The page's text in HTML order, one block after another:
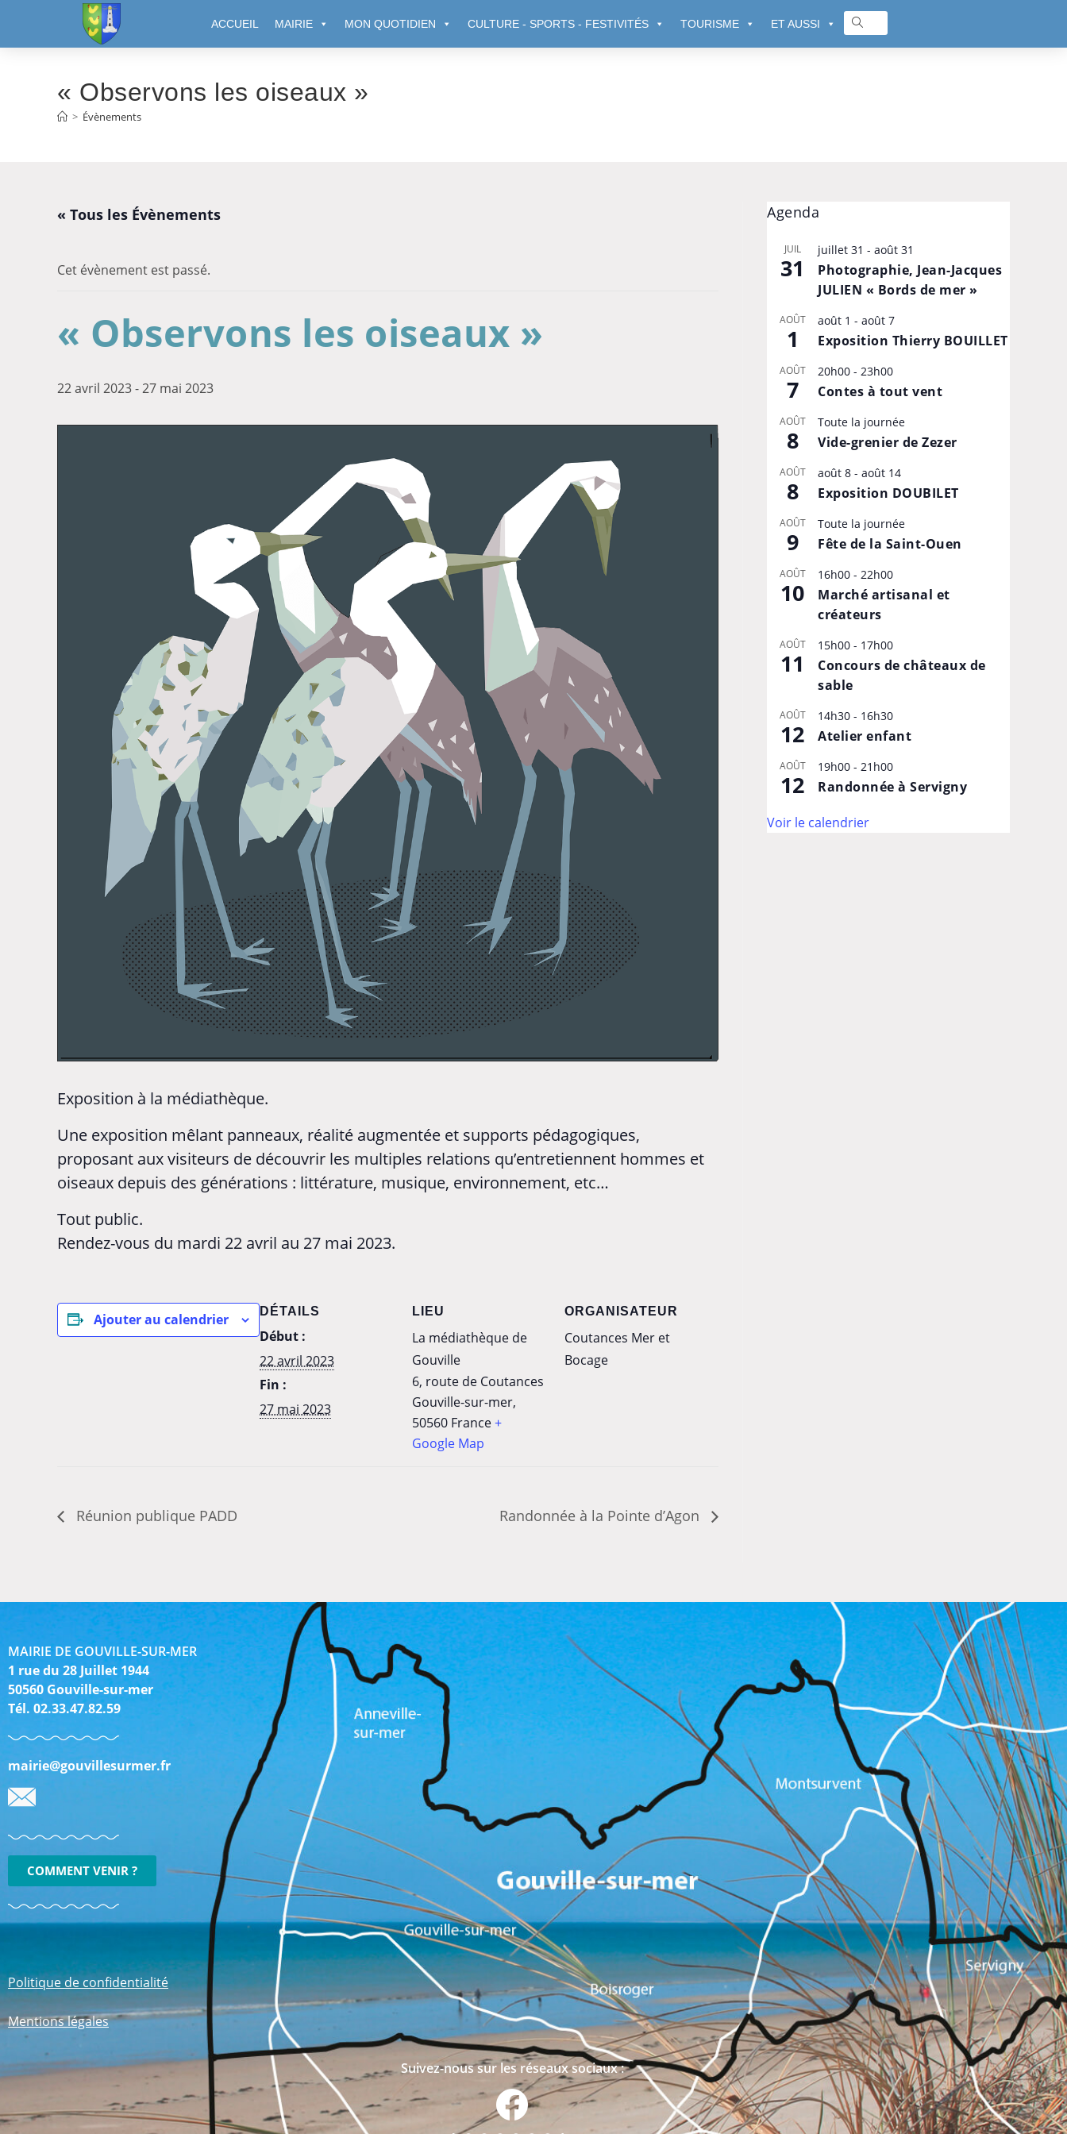
ACCUEIL MAIRIE MON QUOTIDIEN CULTURE - SPORTS - FESTIVITÉS TOURISME ET AUSSI
« Observons les oiseaux »
> Évènements
« Tous les Évènements
Cet évènement est passé.
« Observons les oiseaux »
22 avril 2023-27 mai 2023
Exposition à la médiathèque.
Une exposition mêlant panneaux, réalité augmentée et supports pédagogiques,
proposant aux visiteurs de découvrir les multiples relations qu’entretiennent hommes et
oiseaux depuis des générations : littérature, musique, environnement, etc…
Tout public.
Rendez-vous du mardi 22 avril au 27 mai 2023.
Ajouter au calendrier DÉTAILS
Début :
22 avril 2023
Fin :
27 mai 2023
LIEU
La médiathèque de
Gouville
6, route de Coutances
Gouville-sur-mer,
50560 France+
Google Map
ORGANISATEUR
Coutances Mer et
Bocage
Réunion publique PADD Randonnée à la Pointe d’Agon
Agenda
JUIL
31
juillet 31 - août 31
Photographie, Jean-Jacques
JULIEN « Bords de mer »
AOÛT
1
août 1 - août 7
Exposition Thierry BOUILLET
AOÛT
7
20h00 - 23h00
Contes à tout vent
AOÛT
8
Toute la journée
Vide-grenier de Zezer
AOÛT
8
août 8 - août 14
Exposition DOUBILET
AOÛT
9
Toute la journée
Fête de la Saint-Ouen
AOÛT
10
16h00 - 22h00
Marché artisanal et
créateurs
AOÛT
11
15h00 - 17h00
Concours de châteaux de
sable
AOÛT
12
14h30 - 16h30
Atelier enfant
AOÛT
12
19h00 - 21h00
Randonnée à Servigny
Voir le calendrier
MAIRIE DE GOUVILLE-SUR-MER
1 rue du 28 Juillet 1944
50560 Gouville-sur-mer
Tél. 02.33.47.82.59
mairie@gouvillesurmer.fr
COMMENT VENIR ?
Politique de confidentialité
Mentions légales
Suivez-nous sur les réseaux sociaux :
Cookies management panel